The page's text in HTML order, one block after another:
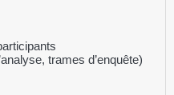
trames d’enquête)